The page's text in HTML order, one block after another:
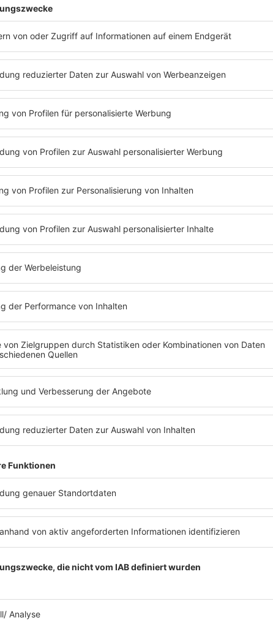
Von Hip-Hop oder Gansta-Rap bis hin zu
Alligatoah u.v.a. geben sich das Mikro in die
Hand!
mehr lesen
delta radio UNPLUGGED
Hier rocken Die Ärzte, Foo Fighters, Cro… non
stop unplugged .